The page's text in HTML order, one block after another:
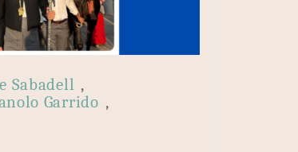
Sabadell ,
Garrido ,